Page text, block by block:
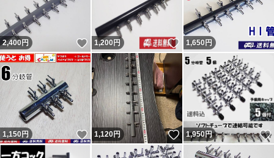
は無し。不当評価された私は被害者で非はありません。
記載内容を理解出来ない人（対応待てない人）は購入しな
いよう明記していますので手の打ちようがない異常者・無
分別者による八つ当たりです。9、10人目の不当評価者も
現れましたが同じです。ヤフオクの評価返答を参照くださ
い。 良い評価の割合0％（取引時0。新規ではない0。）の
11人目も対応拒否なので不当評価です。30円のネットの
持ち手に小さい傷があったとの事。 12人目は勝手に不要
2,400円 いいね！
1,200 円 いいね！
1,650 円
1,150円 いいね！
1,120円 いいね！
1,950円